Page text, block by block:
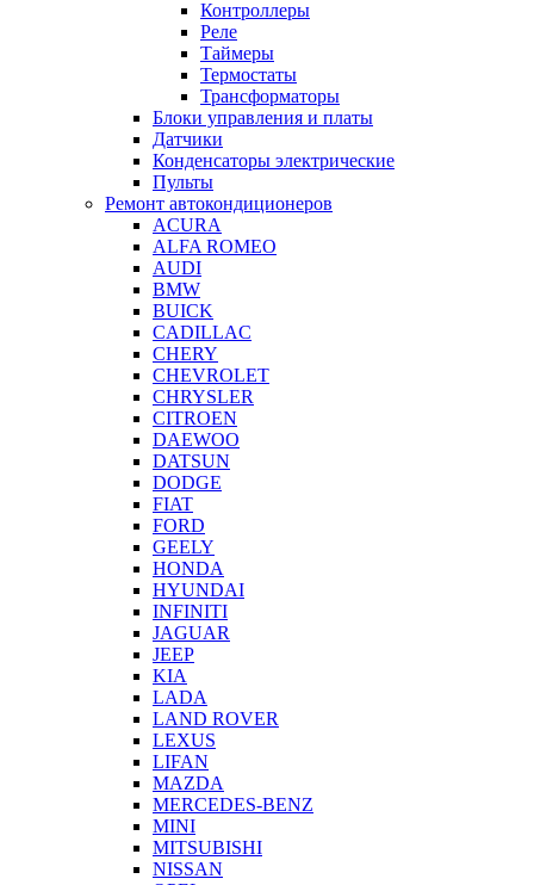
Контроллеры
Реле
Таймеры
Термостаты
Трансформаторы
Блоки управления и платы
Датчики
Конденсаторы электрические
Пульты
Ремонт автокондиционеров
ACURA
ALFA ROMEO
AUDI
BMW
BUICK
CADILLAC
CHERY
CHEVROLET
CHRYSLER
CITROEN
DAEWOO
DATSUN
DODGE
FIAT
FORD
GEELY
HONDA
HYUNDAI
INFINITI
JAGUAR
JEEP
KIA
LADA
LAND ROVER
LEXUS
LIFAN
MAZDA
MERCEDES-BENZ
MINI
MITSUBISHI
NISSAN